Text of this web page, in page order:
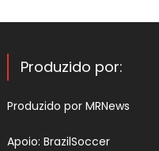
Produzido por:
Produzido por MRNews
Apoio: BrazilSoccer